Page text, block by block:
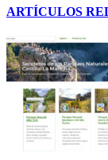
ARTÍCULOS